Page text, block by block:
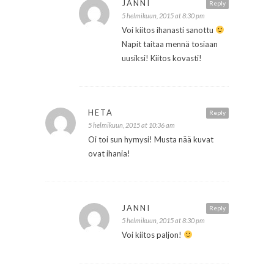
Reply
JANNI
5 helmikuun, 2015 at 8:30 pm
Voi kiitos ihanasti sanottu
Napit taitaa mennä tosiaan
uusiksi! Kiitos kovasti!
Reply
HETA
5 helmikuun, 2015 at 10:36 am
Oi toi sun hymysi! Musta nää kuvat
ovat ihania!
Reply
JANNI
5 helmikuun, 2015 at 8:30 pm
Voi kiitos paljon!